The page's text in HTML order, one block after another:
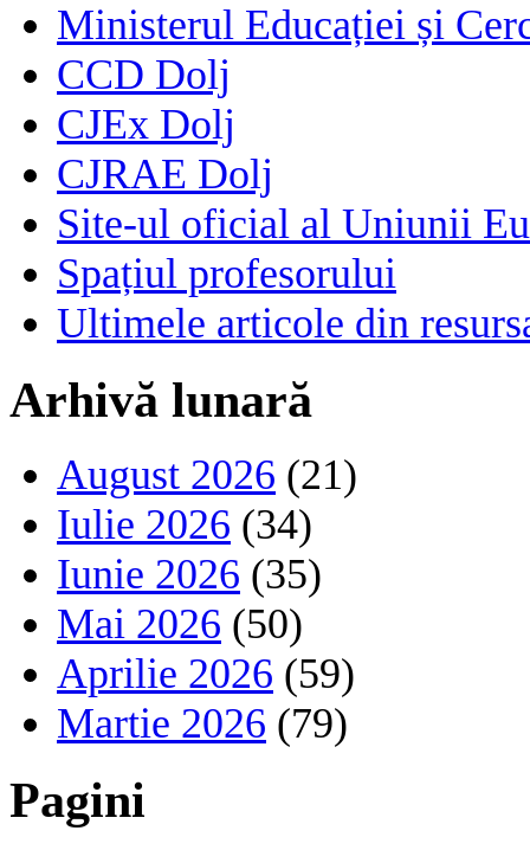
Ministerul Educației și
CCD Dolj
CJEx Dolj
CJRAE Dolj
Site-ul oficial al Uniunii
Spațiul profesorului
Ultimele articole din
Arhivă lunară
August 2026 (21)
Iulie 2026 (34)
Iunie 2026 (35)
Mai 2026 (50)
Aprilie 2026 (59)
Martie 2026 (79)
Pagini